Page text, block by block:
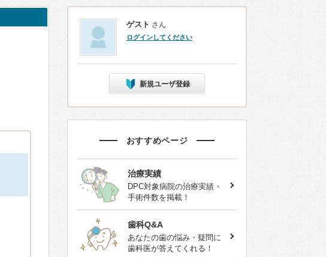
ゲスト さん
ログインしてください
新規ユーザ登録
おすすめページ
治療実績
DPC対象病院の治療実績・
手術件数を掲載！
歯科Q&A
あなたの歯の悩み・疑問に
歯科医が答えてくれる！